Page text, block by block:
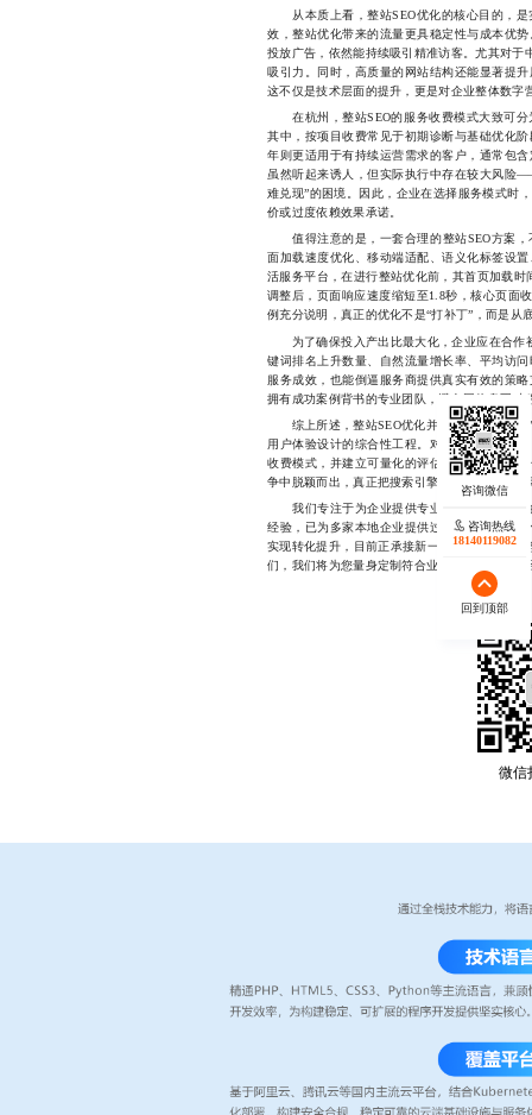
从本质上看，整站SEO优化的核心目的，是
效，整站优化带来的流量更具稳定性与成本优
投放广告，依然能持续吸引精准访客。尤其对于
吸引力。同时，高质量的网站结构还能显著提
这不仅是技术层面的提升，更是对企业整体数字
在杭州，整站SEO的服务收费模式大致可分
其中，按项目收费常见于初期诊断与基础优化
年则更适用于有持续运营需求的客户，通常包
虽然听起来诱人，但实际执行中存在较大风险
难兑现”的困境。因此，企业在选择服务模式时
价或过度依赖效果承诺。
值得注意的是，一套合理的整站SEO方案，
面加载速度优化、移动端适配、语义化标签设
活服务平台，在进行整站优化前，其首页加载
调整后，页面响应速度缩短至1.8秒，核心页面
例充分说明，真正的优化不是“打补丁”，而是从
为了确保投入产出比最大化，企业应在合作
键词排名上升数量、自然流量增长率、平均访
服务成效，也能倒逼服务商提供真实有效的策
拥有成功案例背书的专业团队，避免因信息不对
综上所述，整站SEO优化并非简单的“技术活
用户体验设计的综合性工程。对于杭州企业来
收费模式，并建立可量化的评估机制，才是实
争中脱颖而出，真正把搜索引擎变成推动业务发
我们专注于为企业提供专业、透明、可落地
经验，已为多家本地企业提供过从诊断到持续
实现转化提升，目前正承接新一批企业项目，若
们，我们将为您量身定制符合业务目标的优化路
微信
咨询热线
18140119082
回到顶部